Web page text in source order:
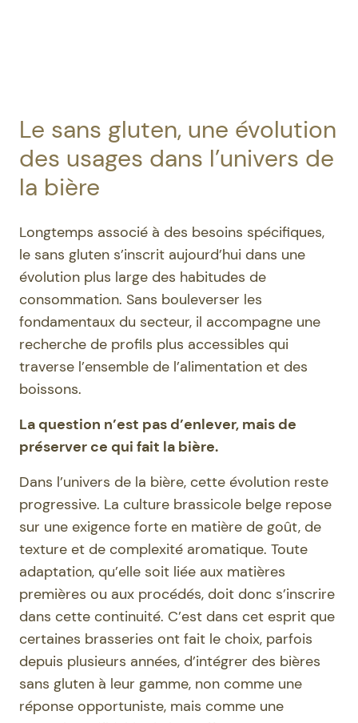
Le sans gluten, une évolution
des usages dans l’univers de
la bière
Longtemps associé à des besoins spécifiques,
le sans gluten s’inscrit aujourd’hui dans une
évolution plus large des habitudes de
consommation. Sans bouleverser les
fondamentaux du secteur, il accompagne une
recherche de profils plus accessibles qui
traverse l’ensemble de l’alimentation et des
boissons.
La question n’est pas d’enlever, mais de
préserver ce qui fait la bière.
Dans l’univers de la bière, cette évolution reste
progressive. La culture brassicole belge repose
sur une exigence forte en matière de goût, de
texture et de complexité aromatique. Toute
adaptation, qu’elle soit liée aux matières
premières ou aux procédés, doit donc s’inscrire
dans cette continuité. C’est dans cet esprit que
certaines brasseries ont fait le choix, parfois
depuis plusieurs années, d’intégrer des bières
sans gluten à leur gamme, non comme une
réponse opportuniste, mais comme une